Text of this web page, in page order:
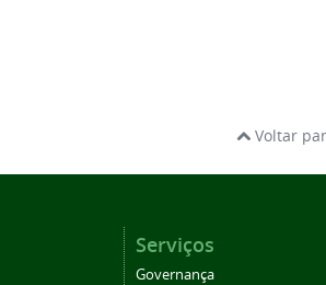
Voltar
Serviços
Governança